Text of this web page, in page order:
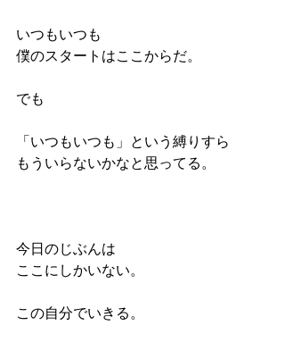
いつもいつも
僕のスタートはここからだ。
でも
「いつもいつも」という縛りすら
もういらないかなと思ってる。
今日のじぶんは
ここにしかいない。
この自分でいきる。